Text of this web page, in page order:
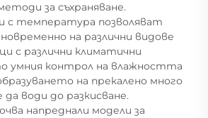
за съхраняване.
с температура позволяват
на различни видове
с различни климатични
умния контрол на влажността
на прекалено много
води до разкисване.
напреднали модели за